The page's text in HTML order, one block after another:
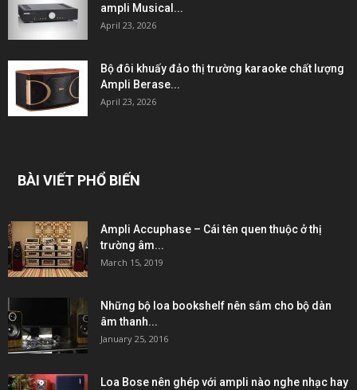
ampli Musical...
April 23, 2026
Bộ đôi khuấy đảo thị trường karaoke chất lượng
Ampli Berase...
April 23, 2026
BÀI VIẾT PHỔ BIẾN
Ampli Accuphase – Cái tên quen thuộc ở thị
trường âm...
March 15, 2019
Những bộ loa bookshelf nên sắm cho bộ dàn
âm thanh...
January 25, 2016
Loa Bose nên ghép với ampli nào nghe nhạc hay